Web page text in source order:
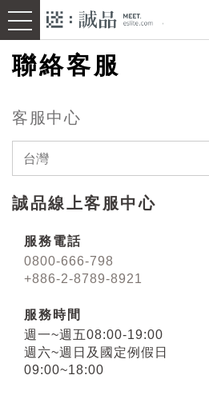
聯絡客服
客服中心
台灣
誠品線上客服中心
服務電話
0800-666-798
+886-2-8789-8921
服務時間
週一~週五08:00-19:00
週六~週日及國定例假日
09:00~18:00